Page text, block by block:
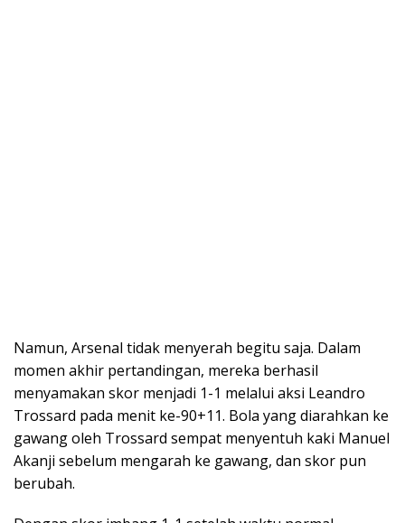
Namun, Arsenal tidak menyerah begitu saja. Dalam
momen akhir pertandingan, mereka berhasil
menyamakan skor menjadi 1-1 melalui aksi Leandro
Trossard pada menit ke-90+11. Bola yang diarahkan ke
gawang oleh Trossard sempat menyentuh kaki Manuel
Akanji sebelum mengarah ke gawang, dan skor pun
berubah.